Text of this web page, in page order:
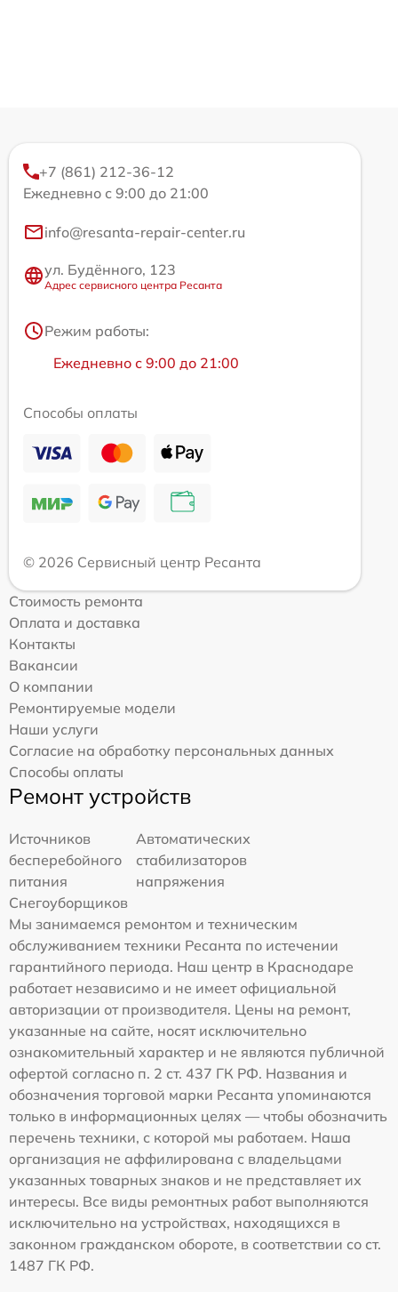
+7 (861) 212-36-12
Ежедневно с 9:00 до 21:00
info@resanta-repair-center.ru
ул. Будённого, 123
Адрес сервисного центра Ресанта
Режим работы:
Ежедневно с 9:00 до 21:00
Способы оплаты
© 2026 Сервисный центр Ресанта
Стоимость ремонта
Оплата и доставка
Контакты
Вакансии
О компании
Ремонтируемые модели
Наши услуги
Согласие на обработку персональных данных
Способы оплаты
Ремонт устройств
Источников
бесперебойного
питания
Автоматических
стабилизаторов
напряжения
Снегоуборщиков
Мы занимаемся ремонтом и техническим
обслуживанием техники Ресанта по истечении
гарантийного периода. Наш центр в Краснодаре
работает независимо и не имеет официальной
авторизации от производителя. Цены на ремонт,
указанные на сайте, носят исключительно
ознакомительный характер и не являются публичной
офертой согласно п. 2 ст. 437 ГК РФ. Названия и
обозначения торговой марки Ресанта упоминаются
только в информационных целях — чтобы обозначить
перечень техники, с которой мы работаем. Наша
организация не аффилирована с владельцами
указанных товарных знаков и не представляет их
интересы. Все виды ремонтных работ выполняются
исключительно на устройствах, находящихся в
законном гражданском обороте, в соответствии со ст.
1487 ГК РФ.